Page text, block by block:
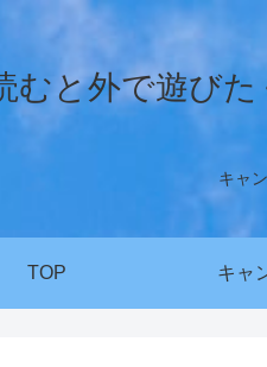
むと外で遊び
キャ
TOP キャ